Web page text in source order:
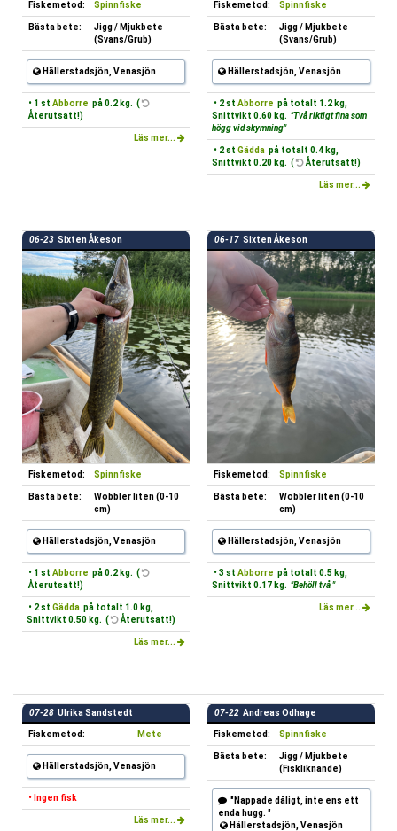
Fiskemetod: Spinnfiske
Bästa bete:
Jigg / Mjukbete
(Svans/Grub)
Hällerstadsjön, Venasjön
• 1 st Abborre på 0.2 kg. (
Återutsatt!)
Läs mer...
Fiskemetod: Spinnfiske
Bästa bete:
Jigg / Mjukbete
(Svans/Grub)
Hällerstadsjön, Venasjön
• 2 st Abborre på totalt 1.2 kg,
Snittvikt 0.60 kg. "Två riktigt fina som
högg vid skymning"
• 2 st Gädda på totalt 0.4 kg,
Snittvikt 0.20 kg. (
Återutsatt!)
Läs mer...
06-23 Sixten Åkeson
Fiskemetod: Spinnfiske
Bästa bete:
Wobbler liten (0-10
cm)
Hällerstadsjön, Venasjön
• 1 st Abborre på 0.2 kg. (
Återutsatt!)
• 2 st Gädda på totalt 1.0 kg,
Snittvikt 0.50 kg. (
Återutsatt!)
Läs mer...
06-17 Sixten Åkeson
Fiskemetod: Spinnfiske
Bästa bete:
Wobbler liten (0-10
cm)
Hällerstadsjön, Venasjön
• 3 st Abborre på totalt 0.5 kg,
Snittvikt 0.17 kg. "Behöll två "
Läs mer...
07-28 Ulrika Sandstedt
Fiskemetod: Mete
Hällerstadsjön, Venasjön
• Ingen fisk
Läs mer...
07-22 Andreas Odhage
Fiskemetod: Spinnfiske
Bästa bete:
Jigg / Mjukbete
(Fiskliknande)
"Nappade dåligt, inte ens ett
enda hugg. "
Hällerstadsjön, Venasjön